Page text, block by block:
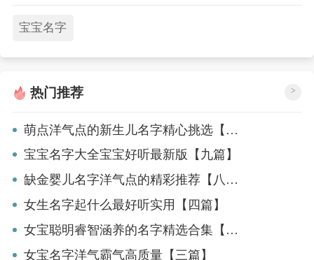
宝宝名字
热门推荐 >
萌点洋气点的新生儿名字精心挑选【6篇】
宝宝名字大全宝宝好听最新版【九篇】
缺金婴儿名字洋气点的精彩推荐【八篇】
女生名字起什么最好听实用【四篇】
女宝聪明睿智涵养的名字精选合集【三篇】
女宝名字洋气霸气高质量【三篇】